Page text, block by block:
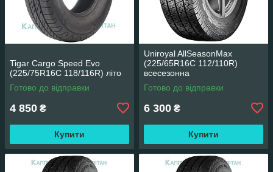
Tigar Cargo Speed Evo
(225/75R16C 118/116R) літо
Готово до відправки
4 850 ₴
Купити
Uniroyal AllSeasonMax
(225/65R16C 112/110R)
всесезонна
Готово до відправки
6 300 ₴
Купити